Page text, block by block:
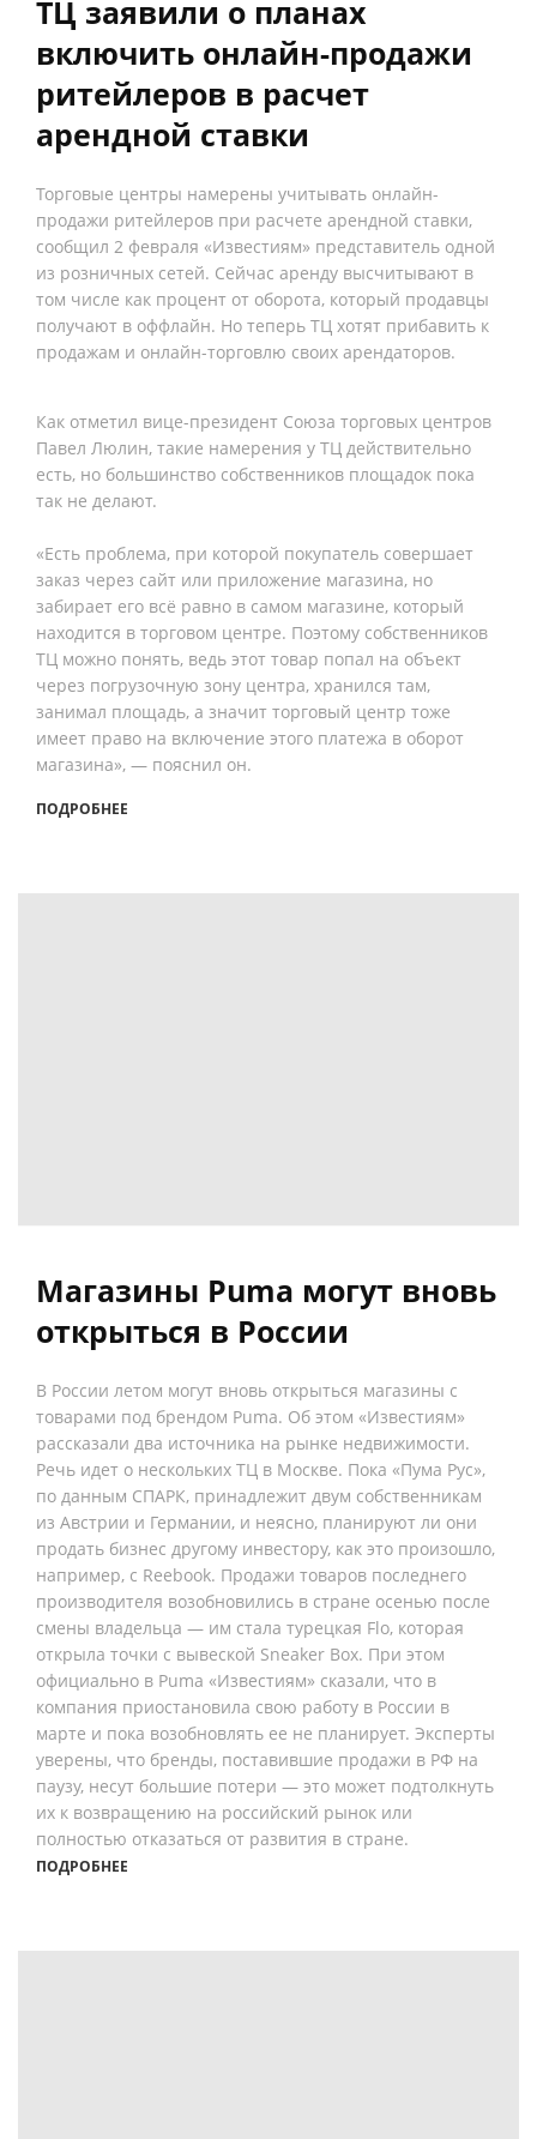
ТЦ заявили о планах
включить онлайн-продажи
ритейлеров в расчет
арендной ставки
Торговые центры намерены учитывать онлайн-
продажи ритейлеров при расчете арендной ставки,
сообщил 2 февраля «Известиям» представитель одной
из розничных сетей. Сейчас аренду высчитывают в
том числе как процент от оборота, который продавцы
получают в оффлайн. Но теперь ТЦ хотят прибавить к
продажам и онлайн-торговлю своих арендаторов.
Как отметил вице-президент Союза торговых центров
Павел Люлин, такие намерения у ТЦ действительно
есть, но большинство собственников площадок пока
так не делают.
«Есть проблема, при которой покупатель совершает
заказ через сайт или приложение магазина, но
забирает его всё равно в самом магазине, который
находится в торговом центре. Поэтому собственников
ТЦ можно понять, ведь этот товар попал на объект
через погрузочную зону центра, хранился там,
занимал площадь, а значит торговый центр тоже
имеет право на включение этого платежа в оборот
магазина», — пояснил он.
ПОДРОБНЕЕ
Магазины Puma могут вновь
открыться в России
В России летом могут вновь открыться магазины с
товарами под брендом Puma. Об этом «Известиям»
рассказали два источника на рынке недвижимости.
Речь идет о нескольких ТЦ в Москве. Пока «Пума Рус»,
по данным СПАРК, принадлежит двум собственникам
из Австрии и Германии, и неясно, планируют ли они
продать бизнес другому инвестору, как это произошло,
например, с Reebook. Продажи товаров последнего
производителя возобновились в стране осенью после
смены владельца — им стала турецкая Flo, которая
открыла точки с вывеской Sneaker Box. При этом
официально в Puma «Известиям» сказали, что в
компания приостановила свою работу в России в
марте и пока возобновлять ее не планирует. Эксперты
уверены, что бренды, поставившие продажи в РФ на
паузу, несут большие потери — это может подтолкнуть
их к возвращению на российский рынок или
полностью отказаться от развития в стране.
ПОДРОБНЕЕ